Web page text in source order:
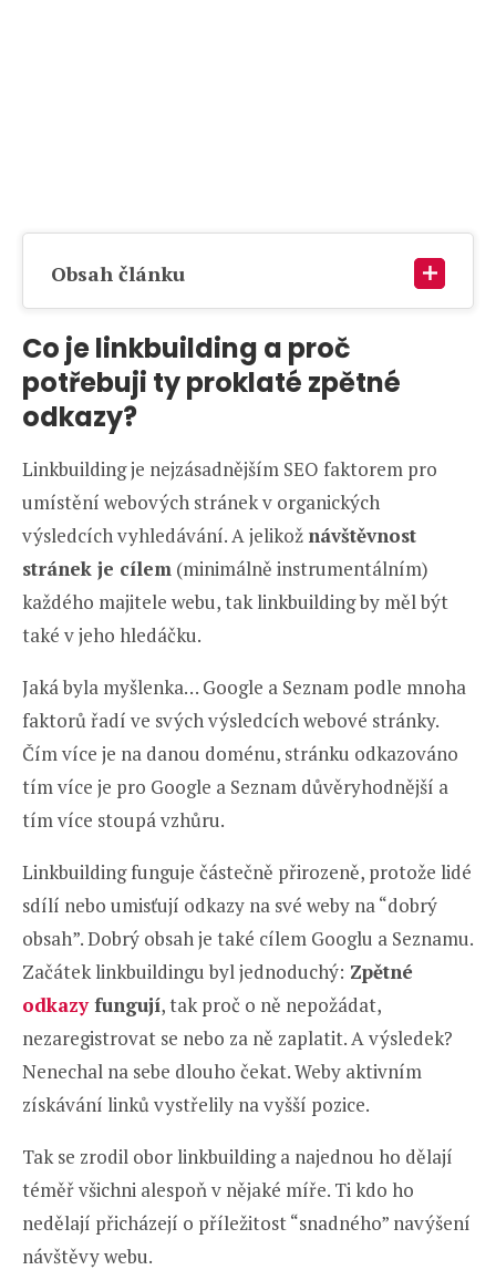
Obsah článku
Co je linkbuilding a proč
potřebuji ty proklaté zpětné
odkazy?
Linkbuilding je nejzásadnějším SEO faktorem pro
umístění webových stránek v organických
výsledcích vyhledávání. A jelikož návštěvnost
stránek je cílem (minimálně instrumentálním)
každého majitele webu, tak linkbuilding by měl být
také v jeho hledáčku.
Jaká byla myšlenka… Google a Seznam podle mnoha
faktorů řadí ve svých výsledcích webové stránky.
Čím více je na danou doménu, stránku odkazováno
tím více je pro Google a Seznam důvěryhodnější a
tím více stoupá vzhůru.
Linkbuilding funguje částečně přirozeně, protože lidé
sdílí nebo umisťují odkazy na své weby na “dobrý
obsah”. Dobrý obsah je také cílem Googlu a Seznamu.
Začátek linkbuildingu byl jednoduchý: Zpětné
odkazyfungují, tak proč o ně nepožádat,
nezaregistrovat se nebo za ně zaplatit. A výsledek?
Nenechal na sebe dlouho čekat. Weby aktivním
získávání linků vystřelily na vyšší pozice.
Tak se zrodil obor linkbuilding a najednou ho dělají
téměř všichni alespoň v nějaké míře. Ti kdo ho
nedělají přicházejí o příležitost “snadného” navýšení
návštěvy webu.